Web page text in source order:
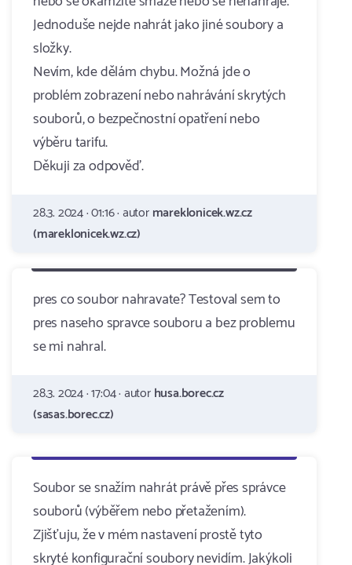
Jednoduše nejde nahrát jako jiné soubory a
složky.
Nevím, kde dělám chybu. Možná jde o
problém zobrazení nebo nahrávání skrytých
souborů, o bezpečnostní opatření nebo
výběru tarifu.
Děkuji za odpověď.
28.3. 2024 · 01:16 · autormareklonicek.wz.cz
(mareklonicek.wz.cz)
pres co soubor nahravate? Testoval sem to
pres naseho spravce souboru a bez problemu
se mi nahral.
28.3. 2024 · 17:04 · autorhusa.borec.cz
(sasas.borec.cz)
Soubor se snažím nahrát právě přes správce
souborů (výběřem nebo přetažením).
Zjišťuju, že v mém nastavení prostě tyto
skryté konfigurační soubory nevidím. Jakýkoli